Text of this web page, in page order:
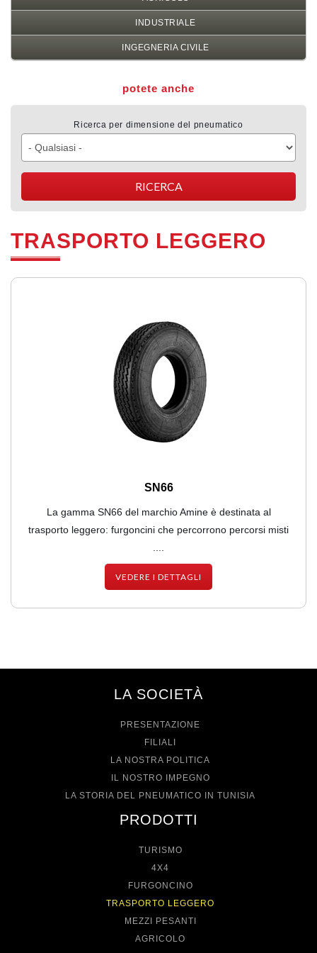
INDUSTRIALE
INGEGNERIA CIVILE
potete anche
Ricerca per dimensione del pneumatico
TRASPORTO LEGGERO
SN66
La gamma SN66 del marchio Amine è destinata al
trasporto leggero: furgoncini che percorrono percorsi misti
....
VEDERE I DETTAGLI
LA SOCIETÀ
PRESENTAZIONE
FILIALI
LA NOSTRA POLITICA
IL NOSTRO IMPEGNO
LA STORIA DEL PNEUMATICO IN TUNISIA
PRODOTTI
TURISMO
4X4
FURGONCINO
TRASPORTO LEGGERO
MEZZI PESANTI
AGRICOLO